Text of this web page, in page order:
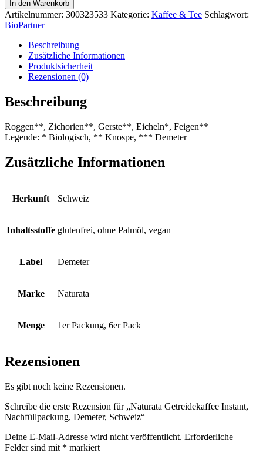
Instant,
Nachfüllpackung,
Demeter,
Schweiz
Menge
In den Warenkorb
Artikelnummer: 300323533 Kategorie: Kaffee & Tee Schlagwort:
BioPartner
Beschreibung
Zusätzliche Informationen
Produktsicherheit
Rezensionen (0)
Beschreibung
Roggen**, Zichorien**, Gerste**, Eicheln*, Feigen**
Legende: * Biologisch, ** Knospe, *** Demeter
Zusätzliche Informationen
Herkunft Schweiz
Inhaltsstoffe glutenfrei, ohne Palmöl, vegan
Label Demeter
Marke Naturata
Menge 1er Packung, 6er Pack
Rezensionen
Es gibt noch keine Rezensionen.
Schreibe die erste Rezension für „Naturata Getreidekaffee Instant,
Nachfüllpackung, Demeter, Schweiz“
Deine E-Mail-Adresse wird nicht veröffentlicht. Erforderliche
Felder sind mit * markiert